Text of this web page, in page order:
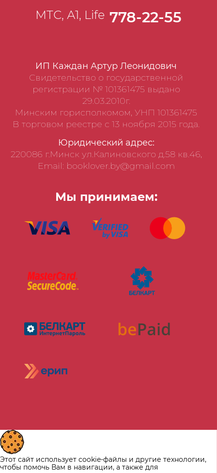
ИП Каждан Артур Леонидович
Свидетельство о государственной
регистрации № 101361475 выдано
29.03.2010г.
Минским горисполкомом, УНП 101361475
В торговом реестре с 13 ноября 2015 года.
Юридический адрес:
220086 г.Минск ул.Калиновского д.58 кв.46,
Email: booklover.by@gmail.com
Мы принимаем:
МТС, А1, Life 778-22-55
Этот сайт использует cookie-файлы и другие технологии,
чтобы помочь Вам в навигации, а также для